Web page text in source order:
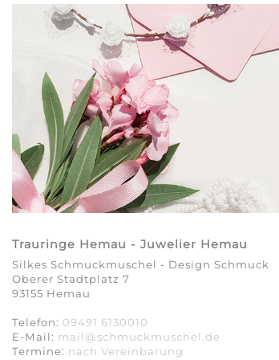
Trauringe Hemau - Juwelier Hemau
Silkes Schmuckmuschel - Design Schmuck
Oberer Stadtplatz 7
93155 Hemau
Telefon: 09491 6130010
E-Mail: mail@schmuckmuschel.de
Termine: nach Vereinbarung​​​​​​​